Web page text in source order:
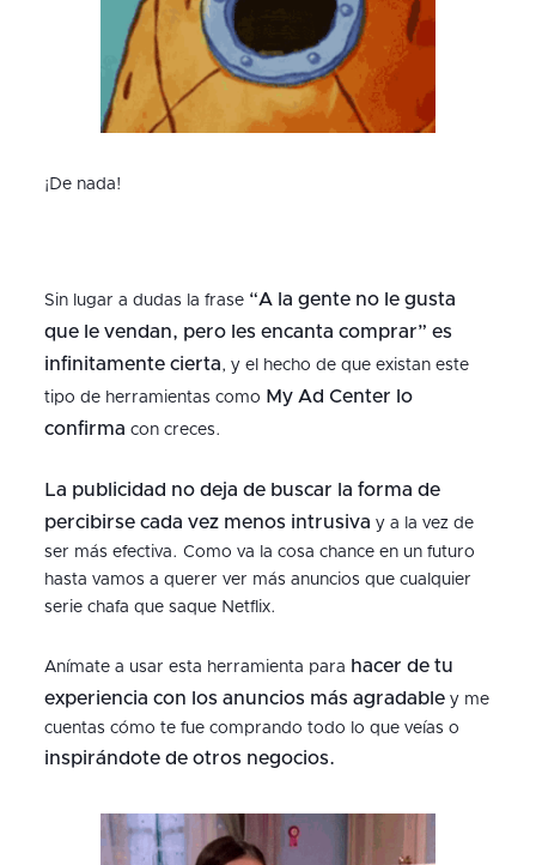
¡De nada!
Sin lugar a dudas la frase “A la gente no le gusta
que le vendan, pero les encanta comprar” es
infinitamente cierta, y el hecho de que existan este
tipo de herramientas como My Ad Center lo
confirma con creces.
La publicidad no deja de buscar la forma de
percibirse cada vez menos intrusiva y a la vez de
ser más efectiva. Como va la cosa chance en un futuro
hasta vamos a querer ver más anuncios que cualquier
serie chafa que saque Netflix.
Anímate a usar esta herramienta para hacer de tu
experiencia con los anuncios más agradabley me
cuentas cómo te fue comprando todo lo que veías o
inspirándote de otros negocios.